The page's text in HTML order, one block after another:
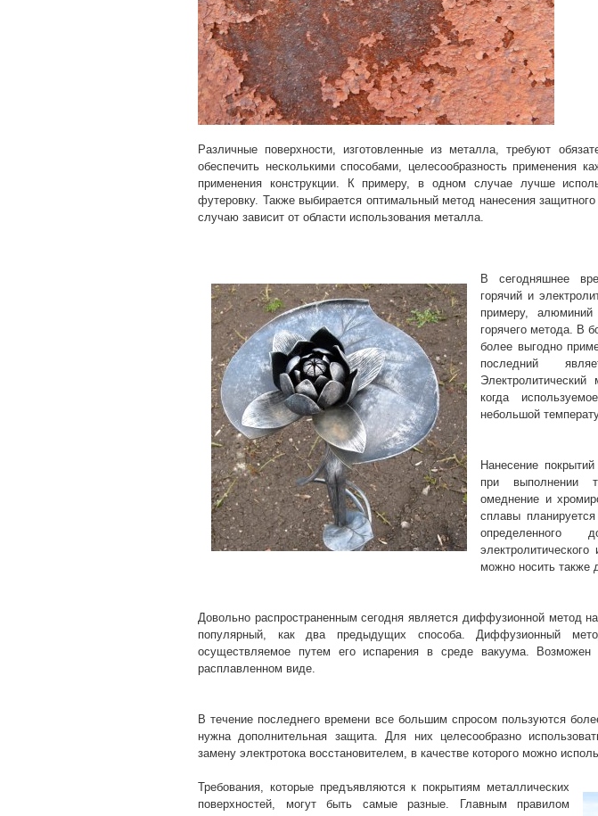
Различные поверхности, изготовленные из металла, требуют
обеспечить несколькими способами, целесообразность применения
применения конструкции. К примеру, в одном случае лучше
футеровку. Также выбирается оптимальный метод нанесения
случаю зависит от области использования металла.
В сегодняшнее
горячий и
примеру,
горячего метода. В
более выгодно
последний
Электролитический
когда
небольшой
Нанесение
при выполнении
омеднение и
сплавы
определенного
можно носить также
Довольно распространенным сегодня является диффузионной метод
популярный, как два предыдущих способа. Диффузионный
осуществляемое путем его испарения в среде вакуума.
расплавленном виде.
В течение последнего времени все большим спросом пользуются
нужна дополнительная защита. Для них целесообразно
замену электротока восстановителем, в качестве которого можно
Требования, которые предъявляются к покрытиям металлических
поверхностей, могут быть самые разные. Главным правилом